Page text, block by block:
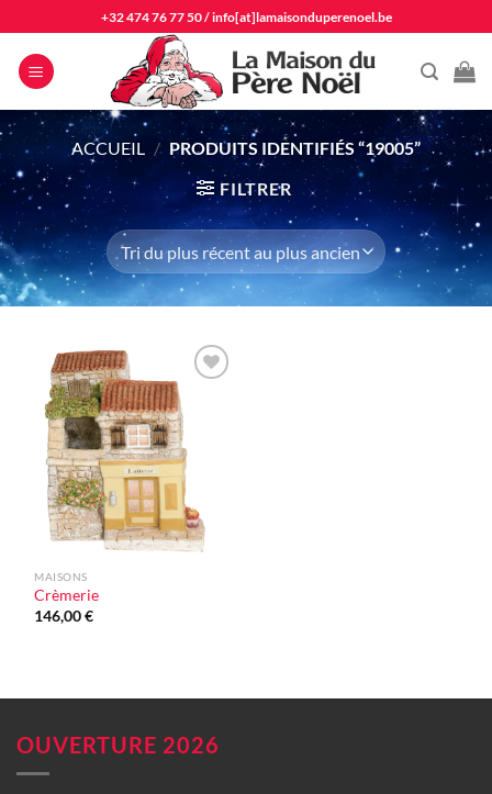
au
contenu
+32 474 76 77 50/info[at]lamaisonduperenoel.be
ACCUEIL / PRODUITS IDENTIFIÉS “19005”
FILTRER
à la liste
MAISONS
Crèmerie
146,00€
OUVERTURE 2026